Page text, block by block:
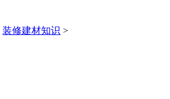
装修建材知识 >